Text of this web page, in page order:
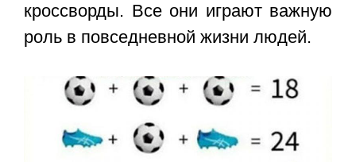
кроссворды. Все они играют важную
роль в повседневной жизни людей.